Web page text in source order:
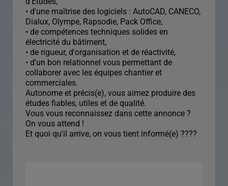
• d'une maîtrise des logiciels : AutoCAD, CANECO,
Dialux, Olympe, Rapsodie, Pack Office,
• de compétences techniques solides en
électricité du bâtiment,
• de rigueur, d'organisation et de réactivité,
• d'un bon relationnel vous permettant de
collaborer avec les équipes chantier et
commerciales.
Autonome et précis(e), vous aimez produire des
études fiables, utiles et de qualité.
Vous vous reconnaissez dans cette annonce ?
On vous attend !
Et quoi qu'il arrive, on vous tient informé(e) ????